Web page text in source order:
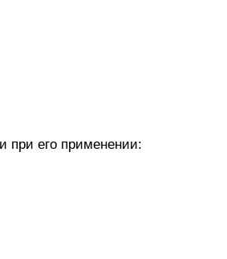
при его применении: